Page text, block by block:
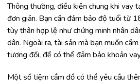
Thông thường, điều kiện chung khi vay
đơn giản. Bạn cần đảm bảo độ tuổi từ
tùy thân hợp lệ như chứng minh nhân
dân. Ngoài ra, tài sản mà bạn muốn
tương đối, để có thể đảm bảo khoản
Một số tiệm cầm đồ có thể yêu cầu